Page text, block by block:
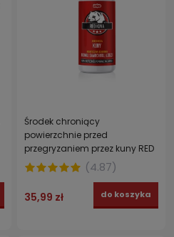
Środek chroniący
powierzchnie przed
przegryzaniem przez kuny RED
KUNA SPRAY 200 ml
(4.87)
35,99 zł do koszyka